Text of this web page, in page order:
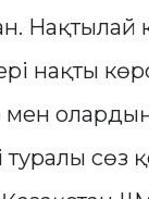
Нақтылай
нақты
мен
туралы сөз